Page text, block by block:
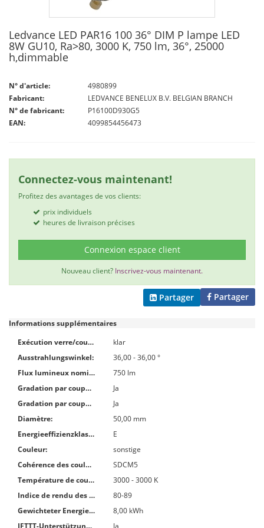
Ledvance LED PAR16 100 36° DIM P lampe LED
8W GU10, Ra>80, 3000 K, 750 lm, 36°, 25000
h,dimmable
N° d'article:
4980899
Fabricant:
LEDVANCE BENELUX B.V. BELGIAN BRANCH
N° de fabricant:
P16100D930G5
EAN:
4099854456473
Connectez-vous maintenant!
Profitez des avantages de vos clients:
prix individuels
heures de livraison précises
Connexion espace client
Nouveau client? Inscrivez-vous maintenant.
Partager
Partager
Informations supplémentaires
Exécution verre/couvercle:
klar
Ausstrahlungswinkel:
36,00 - 36,00 °
Flux lumineux nominal selon IEC 62612:
750 lm
Gradation par coupure de phase descendante:
Ja
Gradation par coupure de phase ascendante:
Ja
Diamètre:
50,00 mm
Energieeffizienzklasse nach EU-Richtlinie 2019/2015:
E
Couleur:
sonstige
Cohérence des couleurs (ellipse de McAdam):
SDCM5
Température de couleur:
3000 - 3000 K
Indice de rendu des couleurs (IRC / CRI):
80-89
Gewichteter Energieverbrauch in 1.000 Stunden:
8,00 kWh
IFTTT-Unterstützung verfügbar:
Ja